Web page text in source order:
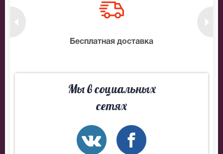
Бесплатная доставка
Мы в социальных
сетях